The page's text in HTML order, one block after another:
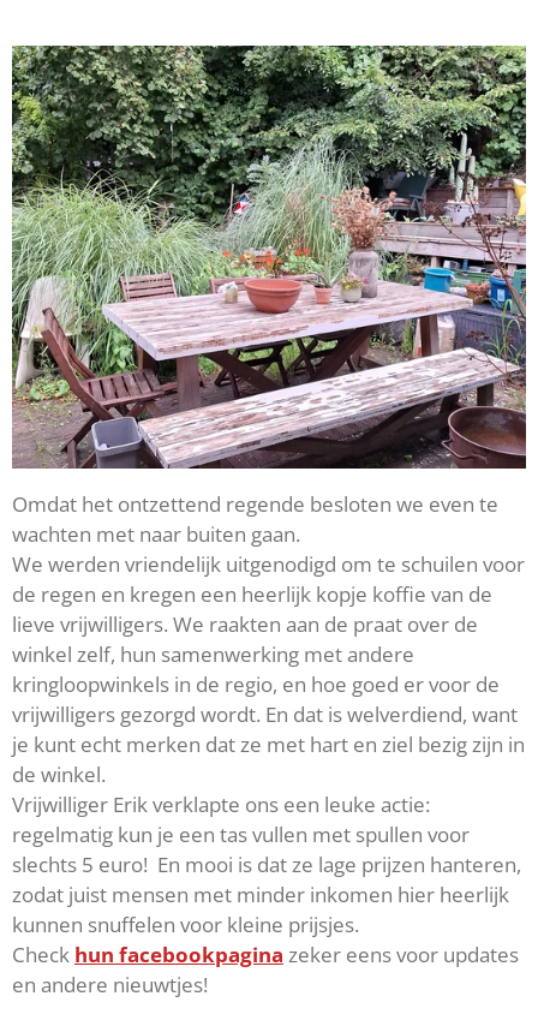
Omdat het ontzettend regende besloten we even te
wachten met naar buiten gaan.
We werden vriendelijk uitgenodigd om te schuilen voor
de regen en kregen een heerlijk kopje koffie van de
lieve vrijwilligers. We raakten aan de praat over de
winkel zelf, hun samenwerking met andere
kringloopwinkels in de regio, en hoe goed er voor de
vrijwilligers gezorgd wordt. En dat is welverdiend, want
je kunt echt merken dat ze met hart en ziel bezig zijn in
de winkel.
Vrijwilliger Erik verklapte ons een leuke actie:
regelmatig kun je een tas vullen met spullen voor
slechts 5 euro! En mooi is dat ze lage prijzen hanteren,
zodat juist mensen met minder inkomen hier heerlijk
kunnen snuffelen voor kleine prijsjes.
Check hun facebookpagina zeker eens voor updates
en andere nieuwtjes!